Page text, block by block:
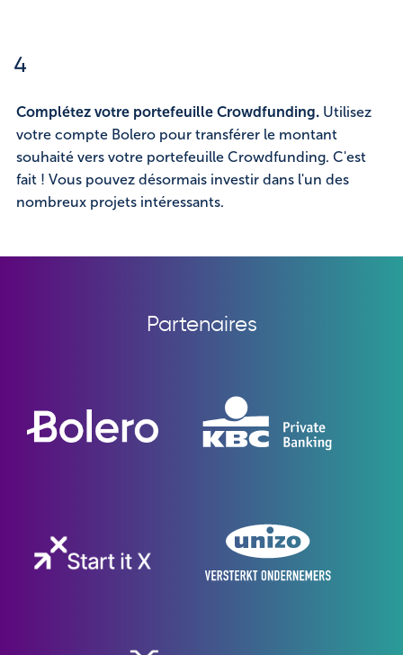
4
Complétez votre portefeuille Crowdfunding. Utilisez
votre compte Bolero pour transférer le montant
souhaité vers votre portefeuille Crowdfunding. C'est
fait ! Vous pouvez désormais investir dans l'un des
nombreux projets intéressants.
Partenaires